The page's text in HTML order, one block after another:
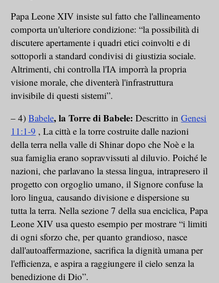
Papa Leone XIV insiste sul fatto che l'allineamento
comporta un'ulteriore condizione: “la possibilità di
discutere apertamente i quadri etici coinvolti e di
sottoporli a standard condivisi di giustizia sociale.
Altrimenti, chi controlla l'IA imporrà la propria
visione morale, che diventerà l'infrastruttura
invisibile di questi sistemi”.
– 4)Babele, la Torre di Babele: Descritto inGenesi
11:1-9 , La città e la torre costruite dalle nazioni
della terra nella valle di Shinar dopo che Noè e la
sua famiglia erano sopravvissuti al diluvio. Poiché le
nazioni, che parlavano la stessa lingua, intrapresero il
progetto con orgoglio umano, il Signore confuse la
loro lingua, causando divisione e dispersione su
tutta la terra. Nella sezione 7 della sua enciclica, Papa
Leone XIV usa questo esempio per mostrare “i limiti
di ogni sforzo che, per quanto grandioso, nasce
dall'autoaffermazione, sacrifica la dignità umana per
l'efficienza, e aspira a raggiungere il cielo senza la
benedizione di Dio”.